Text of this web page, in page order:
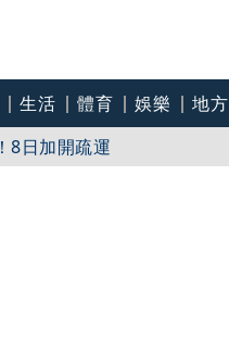
生活 體育 娛樂 地方
8日加開疏運
修復重返大銀幕